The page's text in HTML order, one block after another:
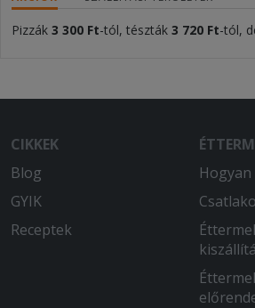
Pizzák 3 300 Ft-tól, tészták 3 720 Ft-tól,
CIKKEK
Blog
GYIK
Receptek